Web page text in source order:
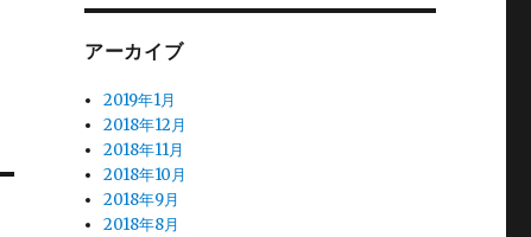
アーカイブ
2019年1月
2018年12月
2018年11月
2018年10月
2018年9月
2018年8月